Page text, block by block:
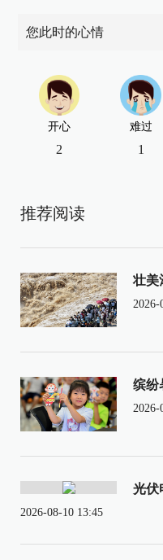
您此时的心情
开心
2
难过
1
推荐阅读
壮美
2026-
缤纷
2026-
光伏
2026-08-10 13:45